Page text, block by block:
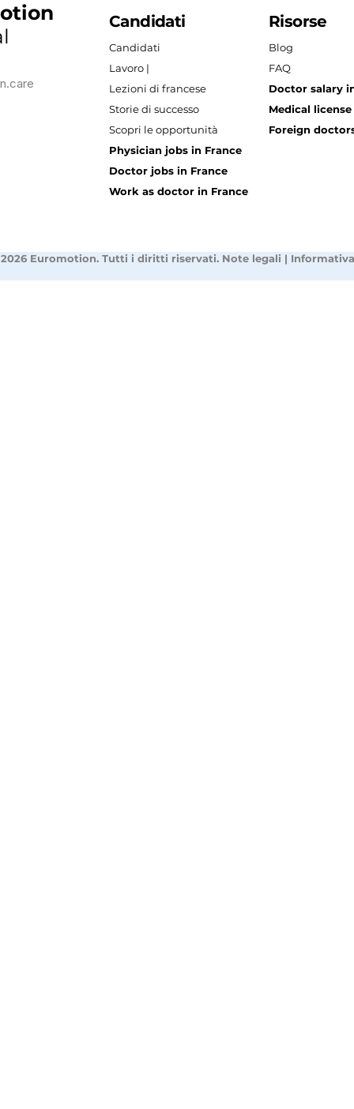
Candidati
Candidati
Lavoro |
Lezioni di francese
Storie di successo
Scopri le opportunità
Physician jobs in France
Doctor jobs in France
Work as doctor in France
Risorse
Blog
FAQ
Doctor salary
Medical
Foreign
Euromotion. Tutti i diritti riservati. Note legali |